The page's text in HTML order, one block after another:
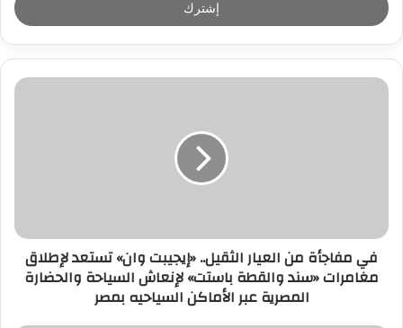
ل
ر
د
ر
​في مفاجأة من العيار الثقيل.. «إيجيبت وان» تستعد لإطلاق
مغامرات «سند والقطة باستت» لإنعاش السياحة والحضارة
المصرية ​عبر الأماكن السياحيه بمصر